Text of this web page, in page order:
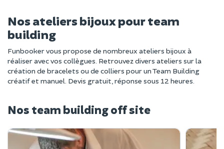
Nos ateliers bijoux pour team
building
Funbooker vous propose de nombreux ateliers bijoux à
réaliser avec vos collègues. Retrouvez divers ateliers sur la
création de bracelets ou de colliers pour un Team Building
créatif et manuel. Devis gratuit, réponse sous 12 heures.
Nos team building off site